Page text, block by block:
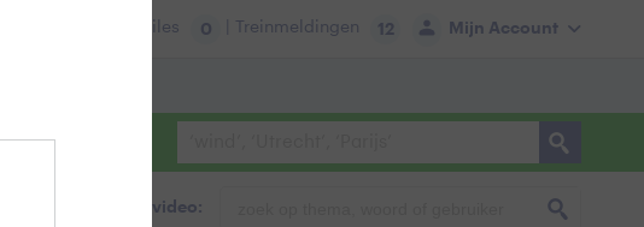
Mijn Account
Files 0 | Treinmeldingen 12
Zoeken in foto & video: